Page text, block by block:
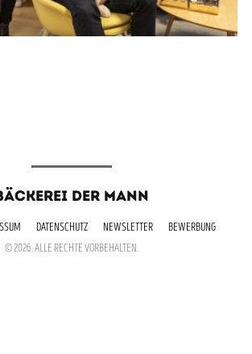
DER MANN
DATENSCHUTZ NEWSLETTER
BEWERBUNG
© 2026. ALLE RECHTE VORBEHALTEN.